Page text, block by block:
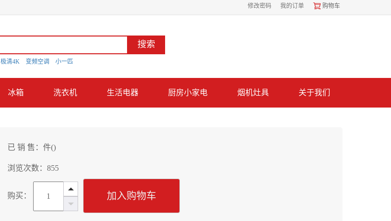
修改密码 我的订单 购物车
搜索
极清4K 变频空调 小一匹
冰箱 洗衣机 生活电器 厨房小家电 烟机灶具 关于我们
已 销 售： 件()
浏览次数：855
购买： 加入购物车